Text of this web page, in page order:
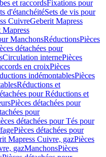
et raccordsFixations pour
d'étanchéitéSets de vis pour
CuivreGeberit Mapress
Mapress
ManchonsRéductionsPièces
détachées pour
Circulation internePièces
en croixPièces
indémontablesPièces
Réductions et
pour Réductions et
Pièces détachées pour
pour
détachées pour Tés pour
Pièces détachées pour
Mapress Cuivre, gazPièces
gazManchonsPièces